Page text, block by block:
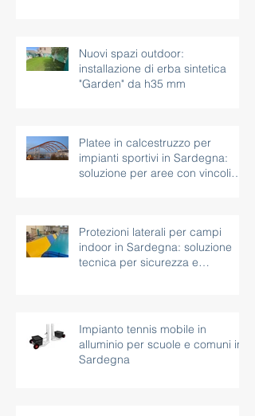
Nuovi spazi outdoor:
installazione di erba sintetica
"Garden" da h35 mm
Platee in calcestruzzo per
impianti sportivi in Sardegna:
soluzione per aree con vincoli
Protezioni laterali per campi
indoor in Sardegna: soluzione
tecnica per sicurezza e
Impianto tennis mobile in
alluminio per scuole e comuni in
Sardegna